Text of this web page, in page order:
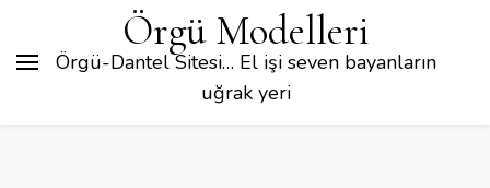
Örgü Modelleri
Örgü-Dantel Sitesi… El işi seven bayanların
uğrak yeri